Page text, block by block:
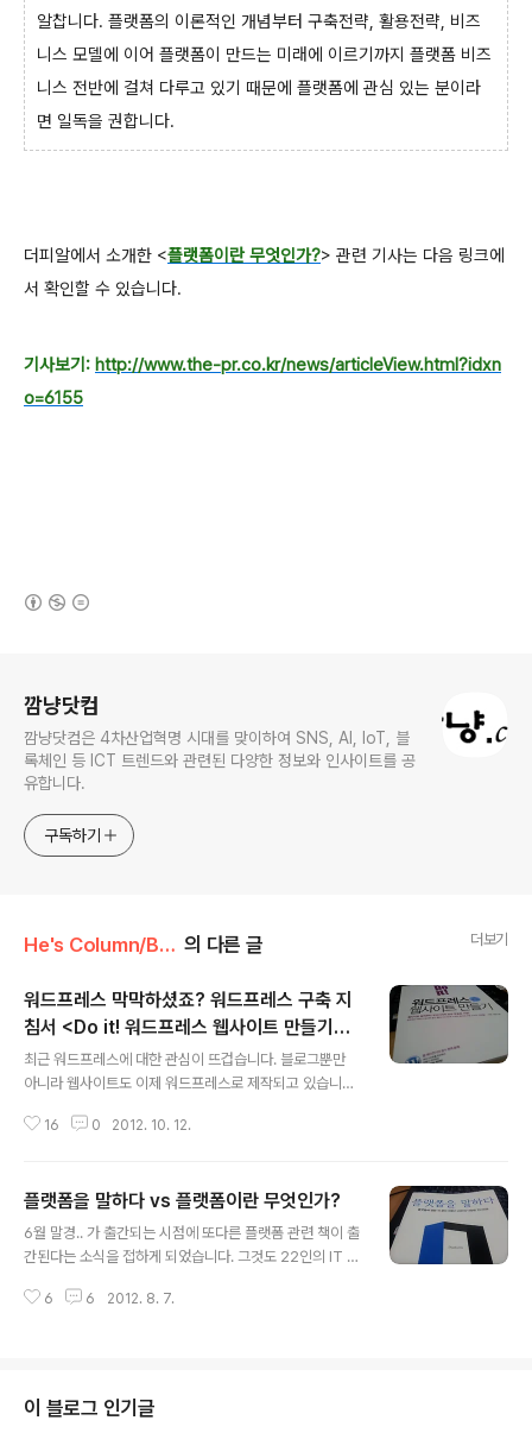
알찹니다. 플랫폼의 이론적인 개념부터 구축전략, 활용전략, 비즈
니스 모델에 이어 플랫폼이 만드는 미래에 이르기까지 플랫폼 비즈
니스 전반에 걸쳐 다루고 있기 때문에 플랫폼에 관심 있는 분이라
면 일독을 권합니다.
더피알에서 소개한 <플랫폼이란 무엇인가?> 관련 기사는 다음 링크에
서 확인할 수 있습니다.
기사보기: http://www.the-pr.co.kr/news/articleView.html?idxn
o=6155
깜냥닷컴
깜냥닷컴은 4차산업혁명 시대를 맞이하여 SNS, AI, IoT, 블
록체인 등 ICT 트렌드와 관련된 다양한 정보와 인사이트를 공
유합니다.
구독하기
He's Column/Book review 의 다른 글 더보기
워드프레스 막막하셨죠? 워드프레스 구축 지
침서 <Do it! 워드프레스 웹사이트 만들기>
가 출간되었습니다!
최근 워드프레스에 대한 관심이 뜨겁습니다. 블로그뿐만
아니라 웹사이트도 이제 워드프레스로 제작되고 있습니다.
해 사이트를 구축하고 있죠. 하지만 워드프레스에 대해 체
만큼 시행착오도 많이 겪게 되었구요.. 이처럼 워드프레스
에 대한 관심이 폭발하고 있으나 관련 서적이 거의 없을 정
도로 열악한게 현실이었습니다. 이러한 시점에 체계적으로
가 되고 있습니다. CNN, 월스트리트저널, 뉴욕타임즈, 내
16 0 2012. 10. 12.
플랫폼을 말하다 vs 플랫폼이란 무엇인가?
6월 말경.. 가 출간되는 시점에 또다른 플랫폼 관련 책이 출
간된다는 소식을 접하게 되었습니다. 그것도 22인의 IT 전
는 책입니다. 퓨처워커 황병선 교수님, 하이컨셉 정지훈 소
같은 일이 벌어진 겁니다. 아무래도 제가 시대를 조금은 앞
서 가고 있기는 한 것 같은데, 많이 앞서가지는 못하고 있는
6 6 2012. 8. 7.
이 블로그 인기글